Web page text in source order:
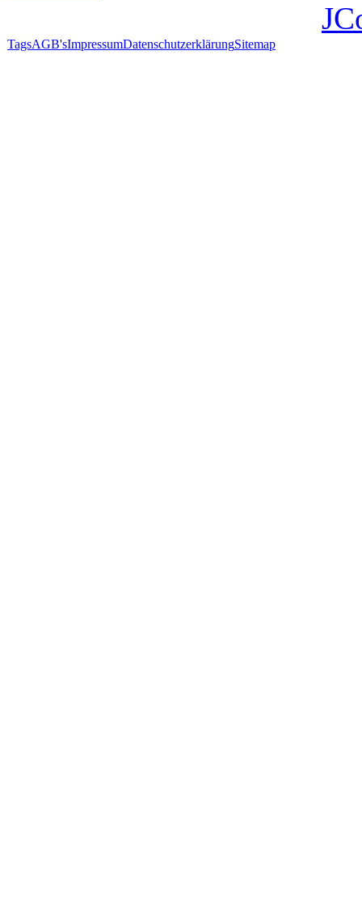
TagsAGB'sImpressumDatenschutzerklärungSitemap